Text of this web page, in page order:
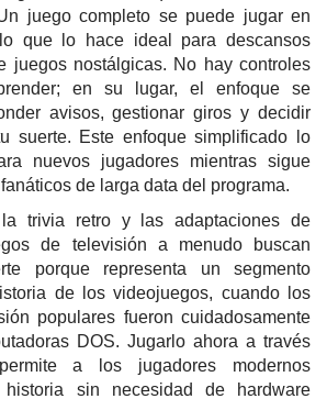
juego completo se puede jugar en
que lo hace ideal para descansos
juegos nostálgicas. No hay controles
en su lugar, el enfoque se
avisos, gestionar giros y decidir
suerte. Este enfoque simplificado lo
nuevos jugadores mientras sigue
de larga data del programa.
trivia retro y las adaptaciones de
de televisión a menudo buscan
porque representa un segmento
de los videojuegos, cuando los
populares fueron cuidadosamente
DOS. Jugarlo ahora a través
a los jugadores modernos
historia sin necesidad de hardware